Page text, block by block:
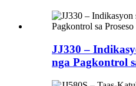
JJ330 –
nga Pagkontrol